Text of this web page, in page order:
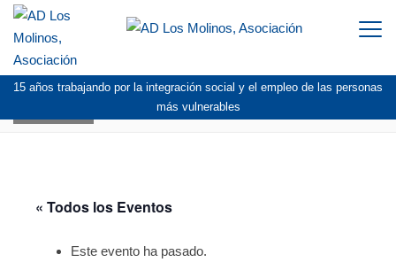
15 años trabajando por la integración social y el empleo de las personas
más vulnerables
« Todos los Eventos
Este evento ha pasado.